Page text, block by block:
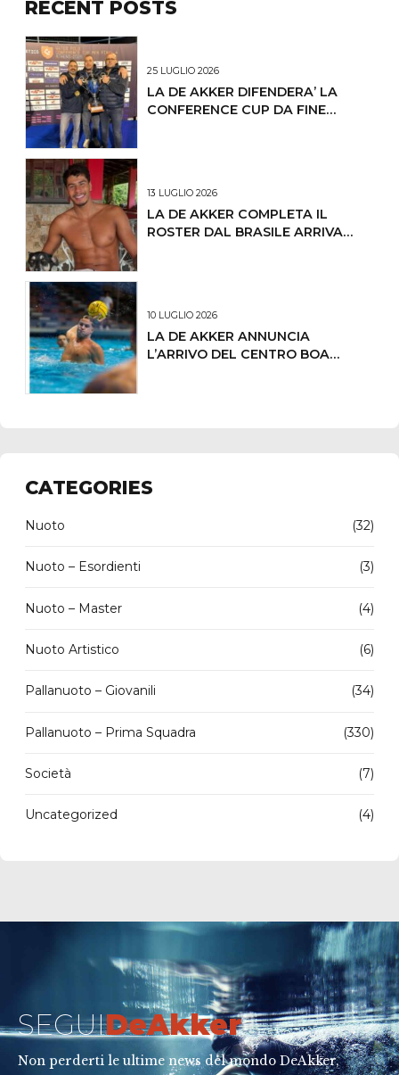
RECENT POSTS
25 LUGLIO 2026
LA DE AKKER DIFENDERA’ LA
CONFERENCE CUP DA FINE
13 LUGLIO 2026
LA DE AKKER COMPLETA IL
ROSTER DAL BRASILE ARRIVA
10 LUGLIO 2026
LA DE AKKER ANNUNCIA
L’ARRIVO DEL CENTRO BOA
CATEGORIES
Nuoto (32)
Nuoto – Esordienti (3)
Nuoto – Master (4)
Nuoto Artistico (6)
Pallanuoto – Giovanili (34)
Pallanuoto – Prima Squadra (330)
Società (7)
Uncategorized (4)
SEGUIDeAkker
Non perderti le ultime news del mondo DeAkker,